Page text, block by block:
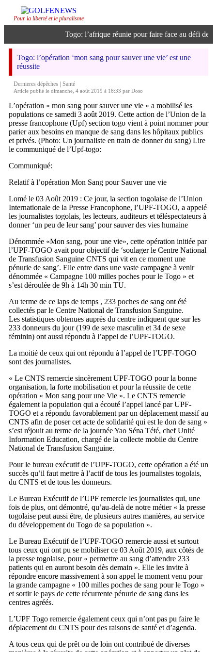
Pour la liberté et le pluralisme
Togo: l’afrique réunie pour faire face au défi de
Togo: l’opération ‘mon sang pour sauver une vie’ est une
réussite
Dernieres dépêches
Santé
Article publié le dimanche, 4 août 2019 à 18:33 par Doso
L’opération « mon sang pour sauver une vie » a mobilisé les
populations ce samedi 3 août 2019. Cette action de l’Union de la
presse francophone (Upf) section togo vient à point nommer pour
parier aux besoins en manque de sang dans les hôpitaux publics
et privés. (Photo: Un journaliste en train de donner du sang) Lire
le communiqué de l’Upf-togo:
Communiqué:
Relatif à l’opération Mon Sang pour Sauver une vie
Lomé le 03 Août 2019 : Ce jour, la section togolaise de l’Union
Internationale de la Presse Francophone, l’UPF-TOGO, a appelé
les journalistes togolais, les lecteurs, auditeurs et téléspectateurs à
donner ‘un peu de leur sang’ pour sauver des vies humaine
Dénommée «Mon sang, pour une vie», cette opération initiée par
l’UPF-TOGO avait pour objectif de ‘soulager le Centre National
de Transfusion Sanguine CNTS qui vit en ce moment une
pénurie de sang’. Elle entre dans une vaste campagne à venir
dénommée « Campagne 100 milles poches pour le Togo » et
s’est déroulée de 9h à 14h 30 min TU.
Au terme de ce laps de temps , 233 poches de sang ont été
collectés par le Centre National de Transfusion Sanguine.
Les statistiques obtenues auprès du centre indiquent que sur les
233 donneurs du jour (199 de sexe masculin et 34 de sexe
féminin) ont aussi répondu à l’appel de l’UPF-TOGO.
La moitié de ceux qui ont répondu à l’appel de l’UPF-TOGO
sont des journalistes.
« Le CNTS remercie sincèrement UPF-TOGO pour la bonne
organisation, la forte mobilisation et pour la réussite de cette
opération « Mon sang pour une Vie ». Le CNTS remercie
également la population qui a écouté l’appel lancé par UPF-
TOGO et a répondu favorablement par un déplacement massif au
CNTS afin de poser cet acte de solidarité qui est le don de sang »
s’est réjouit au terme de la journée Yao Séna Tété, chef Unité
Information Education, chargé de la collecte mobile du Centre
National de Transfusion Sanguine.
Pour le bureau exécutif de l’UPF-TOGO, cette opération a été un
succès qu’il faut mettre à l’actif de tous les journalistes togolais,
du CNTS et de tous les donneurs.
Le Bureau Exécutif de l’UPF remercie les journalistes qui, une
fois de plus, ont démontré, qu’au-delà de notre métier « la presse
togolaise peut aussi être, de plusieurs autres manières, au service
du développement du Togo de sa population ».
Le Bureau Exécutif de l’UPF-TOGO remercie aussi et surtout
tous ceux qui ont pu se mobiliser ce 03 Août 2019, aux côtés de
la presse togolaise, pour « permettre au sang d’attendre 233
patients qui en auront besoin dès demain ». Elle les invite à
répondre encore massivement à son appel le moment venu pour
la grande campagne « 100 milles poches de sang pour le Togo »
et sortir le pays de cette récurrente pénurie de sang dans les
centres agréés.
L’UPF Togo remercie également ceux qui n’ont pas pu faire le
déplacement du CNTS pour des raisons de santé et d’agenda.
A tous ceux qui de prêt ou de loin ont contribué de diverses